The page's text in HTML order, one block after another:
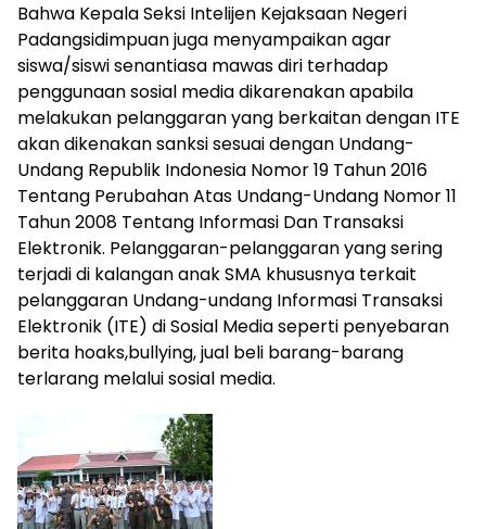
Bahwa Kepala Seksi Intelijen Kejaksaan Negeri
Padangsidimpuan juga menyampaikan agar
siswa/siswi senantiasa mawas diri terhadap
penggunaan sosial media dikarenakan apabila
melakukan pelanggaran yang berkaitan dengan ITE
akan dikenakan sanksi sesuai dengan Undang-
Undang Republik Indonesia Nomor 19 Tahun 2016
Tentang Perubahan Atas Undang-Undang Nomor 11
Tahun 2008 Tentang Informasi Dan Transaksi
Elektronik. Pelanggaran-pelanggaran yang sering
terjadi di kalangan anak SMA khususnya terkait
pelanggaran Undang-undang Informasi Transaksi
Elektronik (ITE) di Sosial Media seperti penyebaran
berita hoaks,bullying, jual beli barang-barang
terlarang melalui sosial media.